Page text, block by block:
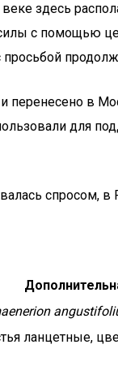
здесь
с помощью
в
для
спросом, в
ланцетные,